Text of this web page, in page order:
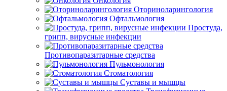
Оториноларингология
Офтальмология
Простуда,
грипп, вирусные инфекции
Противопаразитарные средства
Пульмонология
Стоматология
Суставы и мышцы